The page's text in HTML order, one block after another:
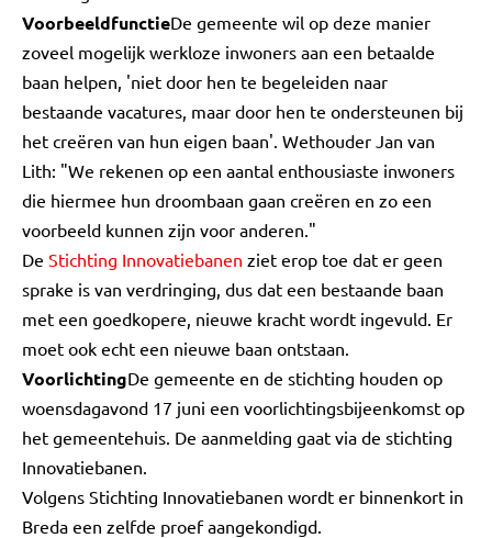
VoorbeeldfunctieDe gemeente wil op deze manier
zoveel mogelijk werkloze inwoners aan een betaalde
baan helpen, 'niet door hen te begeleiden naar
bestaande vacatures, maar door hen te ondersteunen bij
het creëren van hun eigen baan'. Wethouder Jan van
Lith: "We rekenen op een aantal enthousiaste inwoners
die hiermee hun droombaan gaan creëren en zo een
voorbeeld kunnen zijn voor anderen."
De Stichting Innovatiebanen ziet erop toe dat er geen
sprake is van verdringing, dus dat een bestaande baan
met een goedkopere, nieuwe kracht wordt ingevuld. Er
moet ook echt een nieuwe baan ontstaan.
VoorlichtingDe gemeente en de stichting houden op
woensdagavond 17 juni een voorlichtingsbijeenkomst op
het gemeentehuis. De aanmelding gaat via de stichting
Innovatiebanen.
Volgens Stichting Innovatiebanen wordt er binnenkort in
Breda een zelfde proef aangekondigd.